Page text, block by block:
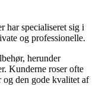
har specialiseret sig i
og professionelle.
herunder
Kunderne roser ofte
og den gode kvalitet af